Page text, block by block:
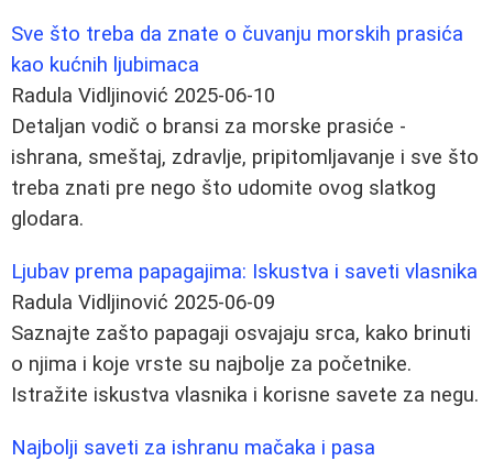
Sve što treba da znate o čuvanju morskih prasića
kao kućnih ljubimaca
Radula Vidljinović 2025-06-10
Detaljan vodič o bransi za morske prasiće -
ishrana, smeštaj, zdravlje, pripitomljavanje i sve što
treba znati pre nego što udomite ovog slatkog
glodara.
Ljubav prema papagajima: Iskustva i saveti vlasnika
Radula Vidljinović 2025-06-09
Saznajte zašto papagaji osvajaju srca, kako brinuti
o njima i koje vrste su najbolje za početnike.
Istražite iskustva vlasnika i korisne savete za negu.
Najbolji saveti za ishranu mačaka i pasa